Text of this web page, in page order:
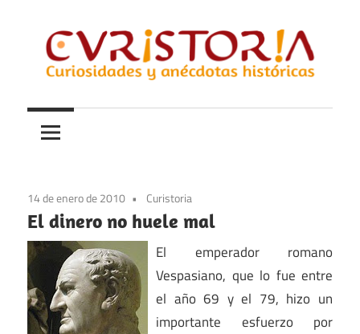
contenido
Curistoria
y
anécdotas
historia
14 de enero de 2010 Curistoria
El dinero no huele mal
El emperador romano
Vespasiano, que lo fue entre
el año 69 y el 79, hizo un
importante esfuerzo por